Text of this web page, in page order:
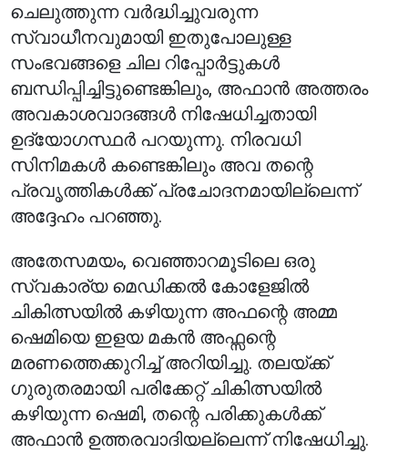
ചെലുത്തുന്ന വർദ്ധിച്ചുവരുന്ന
സ്വാധീനവുമായി ഇതുപോലുള്ള
സംഭവങ്ങളെ ചില റിപ്പോർട്ടുകൾ
ബന്ധിപ്പിച്ചിട്ടുണ്ടെങ്കിലും, അഫാൻ അത്തരം
അവകാശവാദങ്ങൾ നിഷേധിച്ചതായി
ഉദ്യോഗസ്ഥർ പറയുന്നു. നിരവധി
സിനിമകൾ കണ്ടെങ്കിലും അവ തന്റെ
പ്രവൃത്തികൾക്ക് പ്രചോദനമായില്ലെന്ന്
അദ്ദേഹം പറഞ്ഞു.
അതേസമയം, വെഞ്ഞാറമൂടിലെ ഒരു
സ്വകാര്യ മെഡിക്കൽ കോളേജിൽ
ചികിത്സയിൽ കഴിയുന്ന അഫന്റെ അമ്മ
ഷെമിയെ ഇളയ മകൻ അഫ്സന്റെ
മരണത്തെക്കുറിച്ച് അറിയിച്ചു. തലയ്ക്ക്
ഗുരുതരമായി പരിക്കേറ്റ് ചികിത്സയിൽ
കഴിയുന്ന ഷെമി, തന്റെ പരിക്കുകൾക്ക്
അഫാൻ ഉത്തരവാദിയല്ലെന്ന് നിഷേധിച്ചു.